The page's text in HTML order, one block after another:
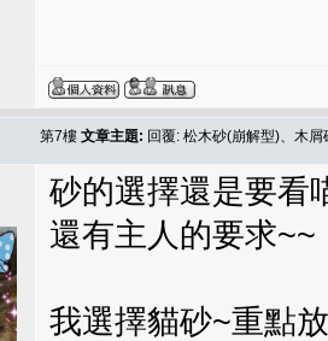
第7樓 文章主題: 回覆: 松木砂(崩解型)、木
砂的選擇還是要看
還有主人的要求~~
我選擇貓砂~重點